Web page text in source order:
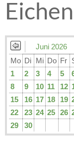
Juni 2026
Mo Di Mi Do Fr
1
2 3 4 5
8
9 10 11 12
15
16 17 18 19
22
23 24 25 26
29
30